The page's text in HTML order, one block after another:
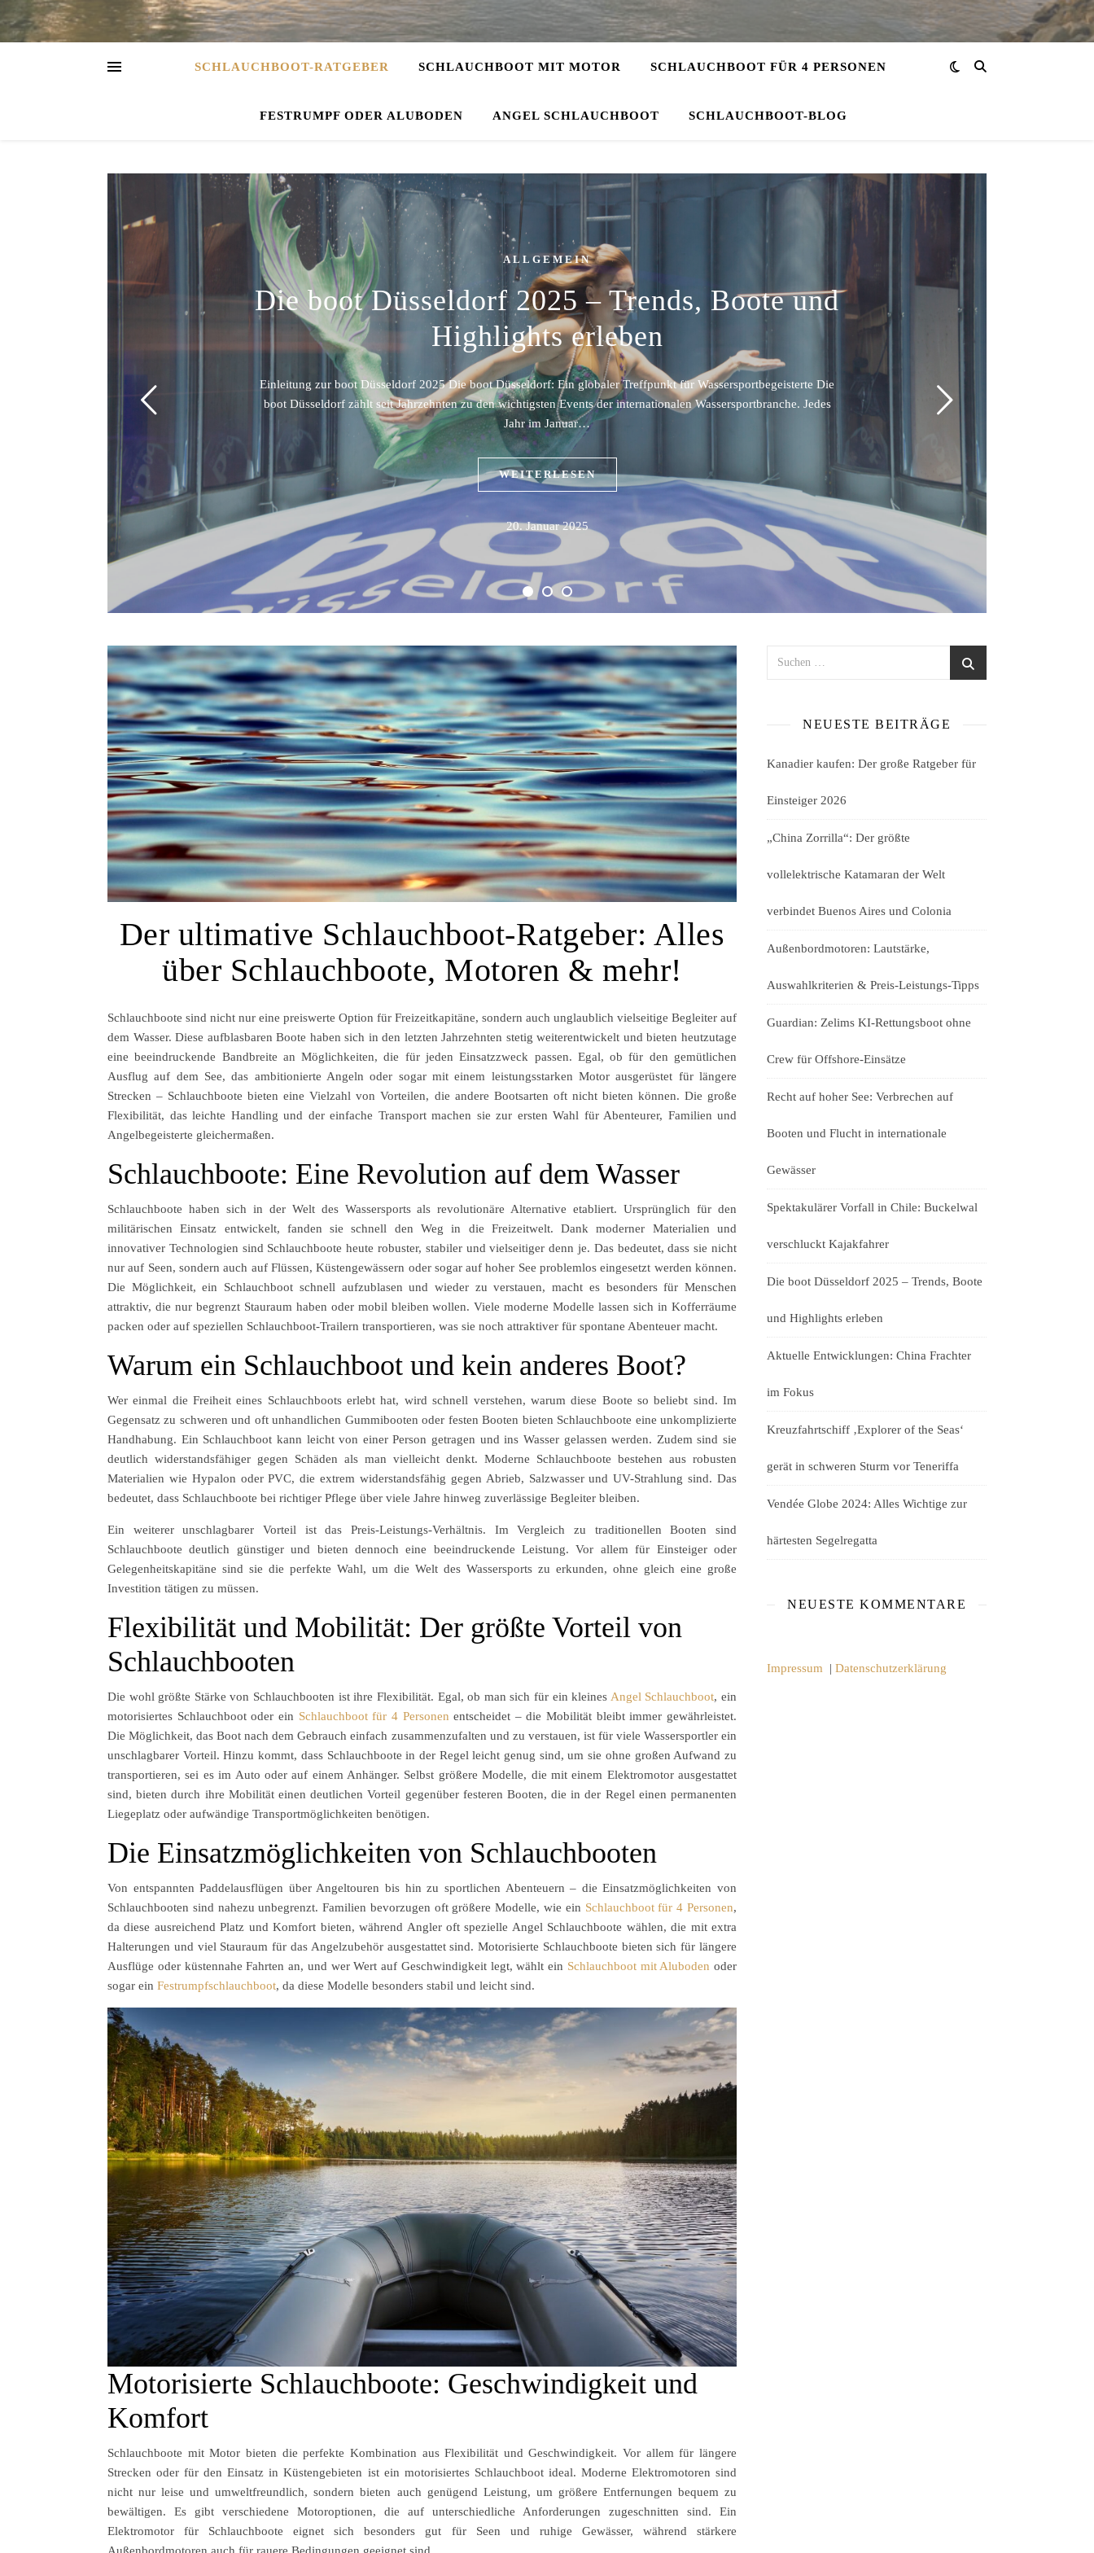
SCHLAUCHBOOT-RATGEBER SCHLAUCHBOOT MIT MOTOR SCHLAUCHBOOT FÜR 4 PERSONEN
FESTRUMPF ODER ALUBODEN ANGEL SCHLAUCHBOOT SCHLAUCHBOOT-BLOG
ALLGEMEIN
Die boot Düsseldorf 2025 – Trends, Boote und
Highlights erleben
Einleitung zur boot Düsseldorf 2025 Die boot Düsseldorf: Ein globaler Treffpunkt für Wassersportbegeisterte Die
boot Düsseldorf zählt seit Jahrzehnten zu den wichtigsten Events der internationalen Wassersportbranche. Jedes
Jahr im Januar…
WEITERLESEN
20. Januar 2025
Der ultimative Schlauchboot-Ratgeber: Alles
über Schlauchboote, Motoren & mehr!
Schlauchboote sind nicht nur eine preiswerte Option für Freizeitkapitäne, sondern auch unglaublich vielseitige Begleiter auf
dem Wasser. Diese aufblasbaren Boote haben sich in den letzten Jahrzehnten stetig weiterentwickelt und bieten heutzutage
eine beeindruckende Bandbreite an Möglichkeiten, die für jeden Einsatzzweck passen. Egal, ob für den gemütlichen
Ausflug auf dem See, das ambitionierte Angeln oder sogar mit einem leistungsstarken Motor ausgerüstet für längere
Strecken – Schlauchboote bieten eine Vielzahl von Vorteilen, die andere Bootsarten oft nicht bieten können. Die große
Flexibilität, das leichte Handling und der einfache Transport machen sie zur ersten Wahl für Abenteurer, Familien und
Angelbegeisterte gleichermaßen.
Schlauchboote: Eine Revolution auf dem Wasser
Schlauchboote haben sich in der Welt des Wassersports als revolutionäre Alternative etabliert. Ursprünglich für den
militärischen Einsatz entwickelt, fanden sie schnell den Weg in die Freizeitwelt. Dank moderner Materialien und
innovativer Technologien sind Schlauchboote heute robuster, stabiler und vielseitiger denn je. Das bedeutet, dass sie nicht
nur auf Seen, sondern auch auf Flüssen, Küstengewässern oder sogar auf hoher See problemlos eingesetzt werden können.
Die Möglichkeit, ein Schlauchboot schnell aufzublasen und wieder zu verstauen, macht es besonders für Menschen
attraktiv, die nur begrenzt Stauraum haben oder mobil bleiben wollen. Viele moderne Modelle lassen sich in Kofferräume
packen oder auf speziellen Schlauchboot-Trailern transportieren, was sie noch attraktiver für spontane Abenteuer macht.
Warum ein Schlauchboot und kein anderes Boot?
Wer einmal die Freiheit eines Schlauchboots erlebt hat, wird schnell verstehen, warum diese Boote so beliebt sind. Im
Gegensatz zu schweren und oft unhandlichen Gummibooten oder festen Booten bieten Schlauchboote eine unkomplizierte
Handhabung. Ein Schlauchboot kann leicht von einer Person getragen und ins Wasser gelassen werden. Zudem sind sie
deutlich widerstandsfähiger gegen Schäden als man vielleicht denkt. Moderne Schlauchboote bestehen aus robusten
Materialien wie Hypalon oder PVC, die extrem widerstandsfähig gegen Abrieb, Salzwasser und UV-Strahlung sind. Das
bedeutet, dass Schlauchboote bei richtiger Pflege über viele Jahre hinweg zuverlässige Begleiter bleiben.
Ein weiterer unschlagbarer Vorteil ist das Preis-Leistungs-Verhältnis. Im Vergleich zu traditionellen Booten sind
Schlauchboote deutlich günstiger und bieten dennoch eine beeindruckende Leistung. Vor allem für Einsteiger oder
Gelegenheitskapitäne sind sie die perfekte Wahl, um die Welt des Wassersports zu erkunden, ohne gleich eine große
Investition tätigen zu müssen.
Flexibilität und Mobilität: Der größte Vorteil von
Schlauchbooten
Die wohl größte Stärke von Schlauchbooten ist ihre Flexibilität. Egal, ob man sich für ein kleines Angel Schlauchboot, ein
motorisiertes Schlauchboot oder ein Schlauchboot für 4 Personen entscheidet – die Mobilität bleibt immer gewährleistet.
Die Möglichkeit, das Boot nach dem Gebrauch einfach zusammenzufalten und zu verstauen, ist für viele Wassersportler ein
unschlagbarer Vorteil. Hinzu kommt, dass Schlauchboote in der Regel leicht genug sind, um sie ohne großen Aufwand zu
transportieren, sei es im Auto oder auf einem Anhänger. Selbst größere Modelle, die mit einem Elektromotor ausgestattet
sind, bieten durch ihre Mobilität einen deutlichen Vorteil gegenüber festeren Booten, die in der Regel einen permanenten
Liegeplatz oder aufwändige Transportmöglichkeiten benötigen.
Die Einsatzmöglichkeiten von Schlauchbooten
Von entspannten Paddelausflügen über Angeltouren bis hin zu sportlichen Abenteuern – die Einsatzmöglichkeiten von
Schlauchbooten sind nahezu unbegrenzt. Familien bevorzugen oft größere Modelle, wie ein Schlauchboot für 4 Personen,
da diese ausreichend Platz und Komfort bieten, während Angler oft spezielle Angel Schlauchboote wählen, die mit extra
Halterungen und viel Stauraum für das Angelzubehör ausgestattet sind. Motorisierte Schlauchboote bieten sich für längere
Ausflüge oder küstennahe Fahrten an, und wer Wert auf Geschwindigkeit legt, wählt ein Schlauchboot mit Aluboden oder
sogar ein Festrumpfschlauchboot, da diese Modelle besonders stabil und leicht sind.
Motorisierte Schlauchboote: Geschwindigkeit und
Komfort
Schlauchboote mit Motor bieten die perfekte Kombination aus Flexibilität und Geschwindigkeit. Vor allem für längere
Strecken oder für den Einsatz in Küstengebieten ist ein motorisiertes Schlauchboot ideal. Moderne Elektromotoren sind
nicht nur leise und umweltfreundlich, sondern bieten auch genügend Leistung, um größere Entfernungen bequem zu
bewältigen. Es gibt verschiedene Motoroptionen, die auf unterschiedliche Anforderungen zugeschnitten sind. Ein
Elektromotor für Schlauchboote eignet sich besonders gut für Seen und ruhige Gewässer, während stärkere
NEUESTE BEITRÄGE
Kanadier kaufen: Der große Ratgeber für
Einsteiger 2026
„China Zorrilla“: Der größte
vollelektrische Katamaran der Welt
verbindet Buenos Aires und Colonia
Außenbordmotoren: Lautstärke,
Auswahlkriterien & Preis-Leistungs-Tipps
Guardian: Zelims KI-Rettungsboot ohne
Crew für Offshore-Einsätze
Recht auf hoher See: Verbrechen auf
Booten und Flucht in internationale
Gewässer
Spektakulärer Vorfall in Chile: Buckelwal
verschluckt Kajakfahrer
Die boot Düsseldorf 2025 – Trends, Boote
und Highlights erleben
Aktuelle Entwicklungen: China Frachter
im Fokus
Kreuzfahrtschiff ‚Explorer of the Seas‘
gerät in schweren Sturm vor Teneriffa
Vendée Globe 2024: Alles Wichtige zur
härtesten Segelregatta
NEUESTE KOMMENTARE
Impressum | Datenschutzerklärung